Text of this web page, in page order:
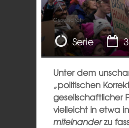
Gesellschaft
Serie
Unter dem
„politischen
gesellschaftlicher
vielleicht in etwa
miteinanderzu